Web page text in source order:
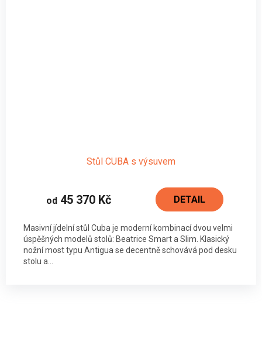
Stůl CUBA s výsuvem
od 45 370 Kč DETAIL
Masivní jídelní stůl Cuba je moderní kombinací dvou velmi
úspěšných modelů stolů: Beatrice Smart a Slim. Klasický
nožní most typu Antigua se decentně schovává pod desku
stolu a...